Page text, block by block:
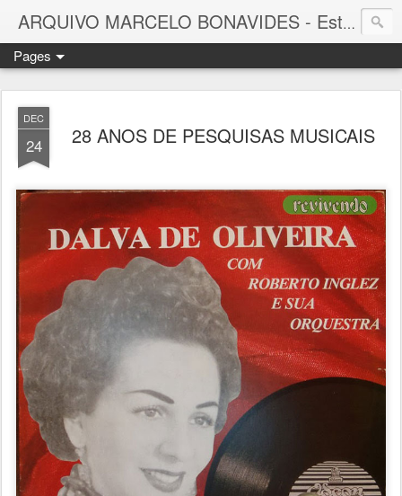
ARQUIVO MARCELO BONAVIDES - Estrelas que nunca se Apagam -
Pages
DEC
24 28 ANOS DE PESQUISAS MUSICAIS